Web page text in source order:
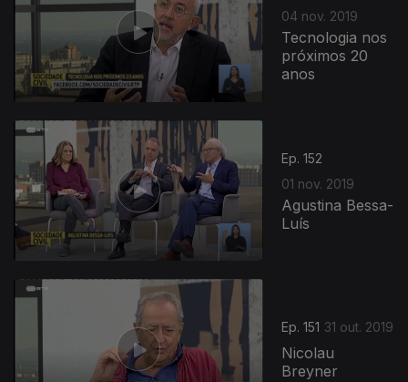
04 nov. 2019
Tecnologia nos
próximos 20
anos
Ep. 152
01 nov. 2019
Agustina Bessa-
Luís
Ep. 151 31 out. 2019
Nicolau
Breyner